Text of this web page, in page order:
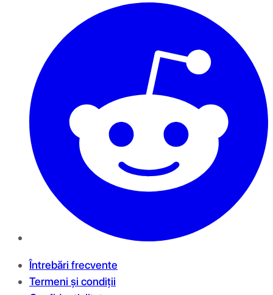
Întrebări frecvente
Termeni și condiții